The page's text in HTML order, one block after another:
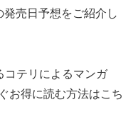
売日予想をご紹介し
コテリによるマンガ
お得に読む方法はこち